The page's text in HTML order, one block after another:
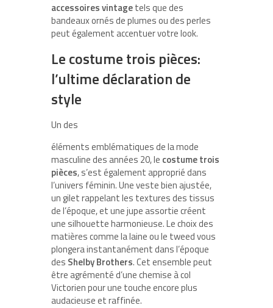
accessoires vintagetels que des
bandeaux ornés de plumes ou des perles
peut également accentuer votre look.
Le costume trois pièces:
l’ultime déclaration de
style
Un des
éléments emblématiques de la mode
masculine des années 20, le costume trois
pièces, s’est également approprié dans
l’univers féminin. Une veste bien ajustée,
un gilet rappelant les textures des tissus
de l’époque, et une jupe assortie créent
une silhouette harmonieuse. Le choix des
matières comme la laine ou le tweed vous
plongera instantanément dans l’époque
des Shelby Brothers. Cet ensemble peut
être agrémenté d’une chemise à col
Victorien pour une touche encore plus
audacieuse et raffinée.